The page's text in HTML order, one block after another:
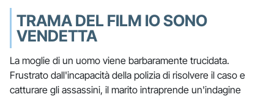
TRAMA DEL FILM IO SONO
VENDETTA
La moglie di un uomo viene barbaramente trucidata.
Frustrato dall'incapacità della polizia di risolvere il caso e
catturare gli assassini, il marito intraprende un'indagine